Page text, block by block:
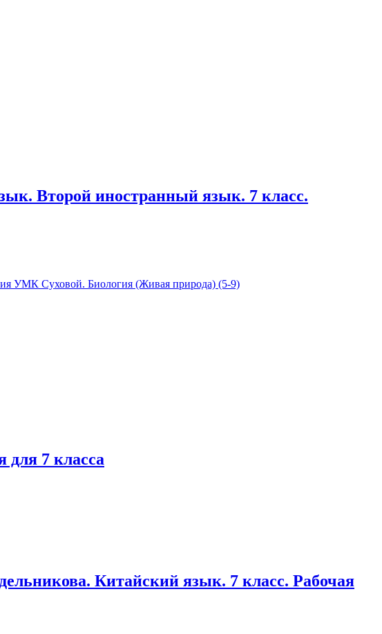
Второй иностранный язык. 7 класс.
7 класса
Китайский язык. 7 класс. Рабочая